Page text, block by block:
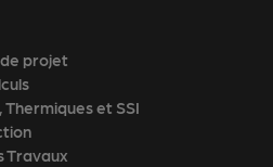
projet
Thermiques et SSI
Travaux